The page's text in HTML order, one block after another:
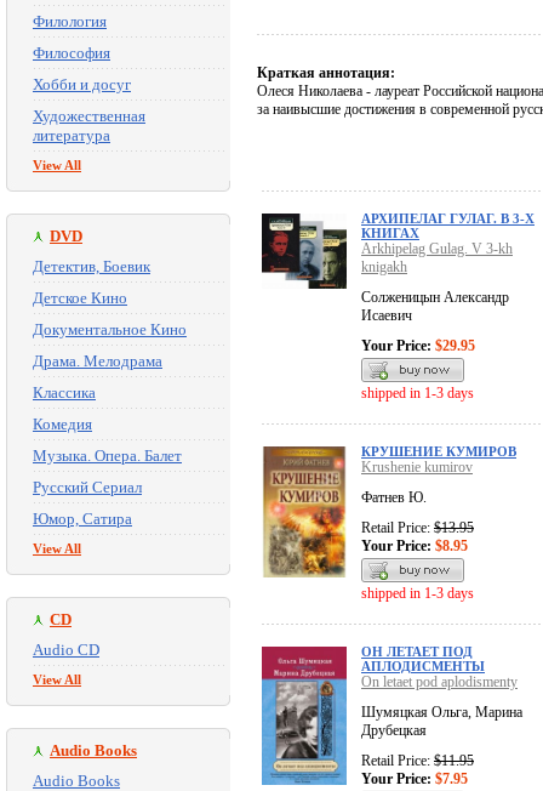
Филология
Философия
Хобби и досуг
Художественная
литература
View All
DVD
Детектив, Боевик
Детское Кино
Документальное Кино
Драма. Мелодрама
Классика
Комедия
Музыка. Опера. Балет
Русский Сериал
Юмор, Сатира
View All
CD
Audio CD
View All
Audio Books
Audio Books
Краткая аннотация:
Олеся Николаева - лауреат Российской
за наивысшие достижения в современной
АРХИПЕЛАГ ГУЛАГ. В 3-Х
КНИГАХ
Arkhipelag Gulag. V 3-kh
knigakh
Солженицын Александр
Исаевич
Your Price: $29.95
shipped in 1-3 days
КРУШЕНИЕ КУМИРОВ
Krushenie kumirov
Фатнев Ю.
Retail Price: $13.95
Your Price: $8.95
shipped in 1-3 days
ОН ЛЕТАЕТ ПОД
АПЛОДИСМЕНТЫ
On letaet pod aplodismenty
Шумяцкая Ольга, Марина
Друбецкая
Retail Price: $11.95
Your Price: $7.95